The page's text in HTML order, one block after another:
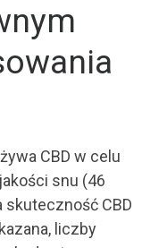
CBD w celu
snu (46
CBD
liczby